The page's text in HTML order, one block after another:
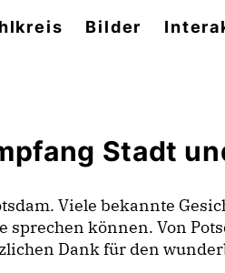
Bilder
Stadt
Viele bekannte
können. Von
Dank für den